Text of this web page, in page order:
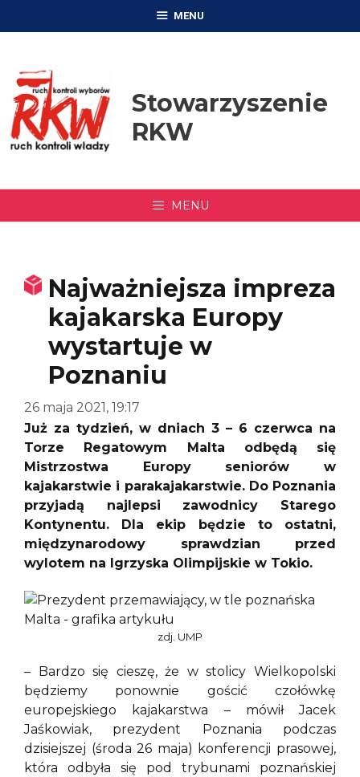
MENU
Stowarzyszenie
RKW
MENU
Najważniejsza impreza
kajakarska Europy
wystartuje w
Poznaniu
26 maja 2021, 19:17
Już za tydzień, w dniach 3 – 6 czerwca na
Torze Regatowym Malta odbędą się
Mistrzostwa Europy seniorów w
kajakarstwie i parakajakarstwie. Do Poznania
przyjadą najlepsi zawodnicy Starego
Kontynentu. Dla ekip będzie to ostatni,
międzynarodowy sprawdzian przed
wylotem na Igrzyska Olimpijskie w Tokio.
zdj. UMP
– Bardzo się cieszę, że w stolicy Wielkopolski
będziemy ponownie gościć czołówkę
europejskiego kajakarstwa – mówił Jacek
Jaśkowiak, prezydent Poznania podczas
dzisiejszej (środa 26 maja) konferencji prasowej,
która odbyła się pod trybunami poznańskiej